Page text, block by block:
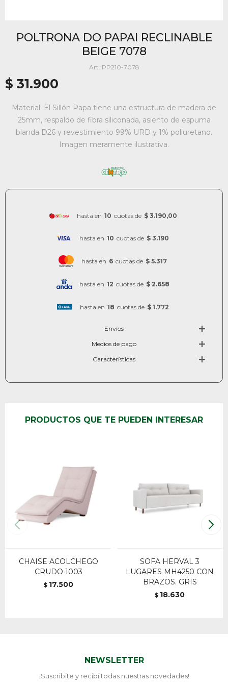
POLTRONA DO PAPAI RECLINABLE
BEIGE 7078
PP210-7078
$ 31.900
Material: El Sillón Papa tiene una estructura de madera de
25mm, respaldo de fibra siliconada, asiento de espuma
blanda D26 y revestimiento 99% URD y 1% poliuretano.
Imagen meramente ilustrativa.
hasta en 10 cuotas de $ 3.190,00
hasta en 10 cuotas de $ 3.190
hasta en 6 cuotas de $ 5.317
hasta en 12 cuotas de $ 2.658
hasta en 18 cuotas de $ 1.772
Envíos
Medios de pago
Características
PRODUCTOS QUE TE PUEDEN INTERESAR
CHAISE ACOLCHEGO
CRUDO 1003
$ 17.500
SOFA HERVAL 3
LUGARES MH4250 CON
BRAZOS. GRIS
$ 18.630
NEWSLETTER
¡Suscribite y recibí todas nuestras novedades!